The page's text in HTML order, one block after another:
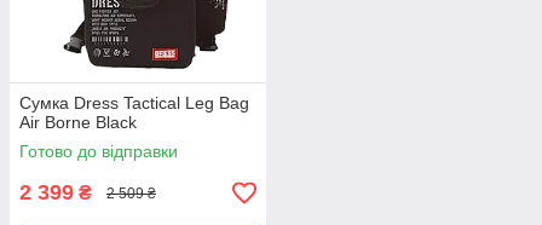
Сумка Dress Tactical Leg Bag
Air Borne Black
Готово до відправки
2 399 ₴ 2 509 ₴